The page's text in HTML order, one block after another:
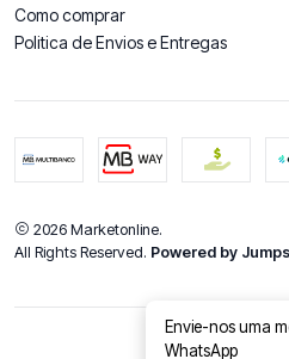
Como comprar
Politica de Envios e Entregas
2026 Marketonline.
All Rights Reserved. Powered by
DE VOLTA
Envie-nos uma
WhatsApp